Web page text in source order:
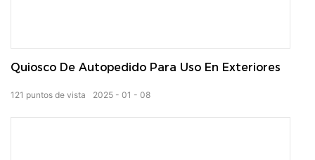
Quiosco De Autopedido Para Uso En Exteriores
2025 01 08
121 puntos de vista